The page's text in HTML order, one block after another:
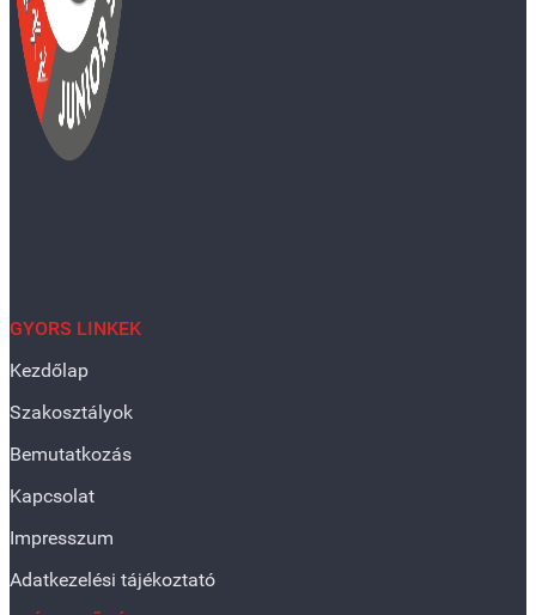
GYORS LINKEK
Kezdőlap
Szakosztályok
Bemutatkozás
Kapcsolat
Impresszum
Adatkezelési tájékoztató